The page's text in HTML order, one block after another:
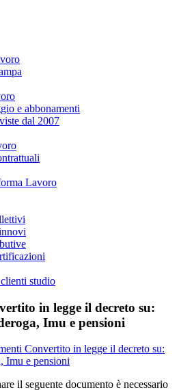
e abbonamenti
dal 2007
Lavoro
studio
in legge il decreto su:
Imu e pensioni
Convertito in legge il decreto su:
Imu e pensioni
il seguente documento è necessario